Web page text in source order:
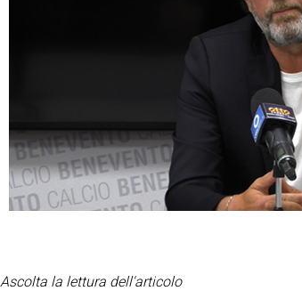
Ascolta la lettura dell'articolo